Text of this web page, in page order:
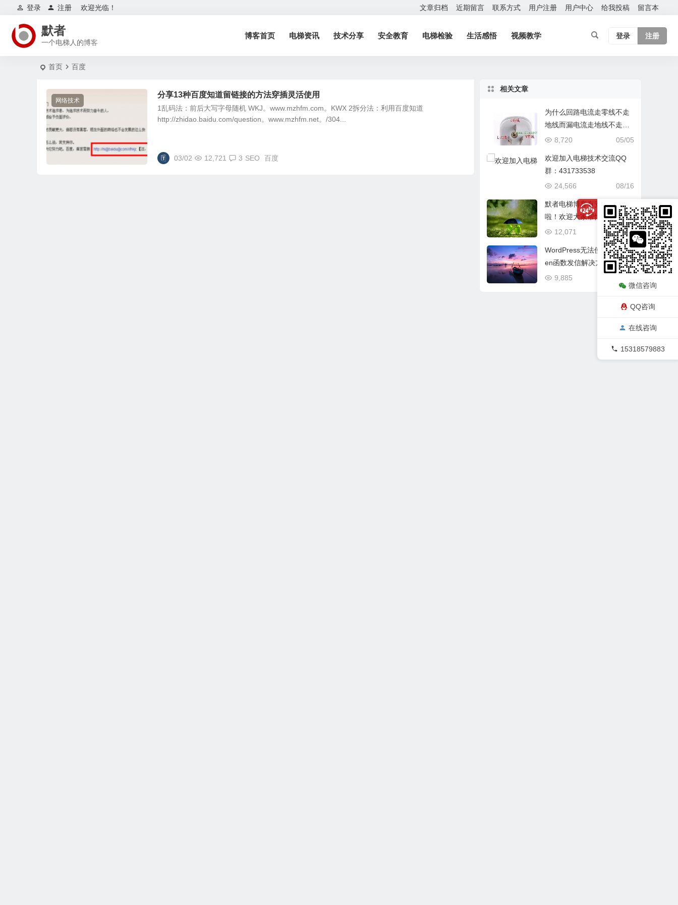
欢迎光临！
登录 注册 文章归档 近期留言 联系方式 用户注册 用户中心 给我投稿 留言本
默者
一个电梯人的博客
博客首页 电梯资讯 技术分享 安全教育 电梯检验 生活感悟 视频教学 登录 注册
首页 百度
网络技术
分享13种百度知道留链接的方法穿插灵活使用
1乱码法：前后大写字母随机 WKJ。www.mzhfm.com。KWX 2拆分法：利用百度知道
http://zhidao.baidu.com/question。www.mzhfm.net。/304...
03/02 12,721 3 SEO 百度
相关文章
为什么回路电流走零线不走
地线而漏电流走地线不走零
线？
05/05
8,720
欢迎加入电梯技术交流QQ
群：431733538
08/16
24,566
默者电梯博客有安卓版APP
啦！欢迎大家帮忙测试
07/01
12,071
WordPress无法使用fsockop
en函数发信解决方法
9,885
微信咨询
QQ咨询
在线咨询
15318579883